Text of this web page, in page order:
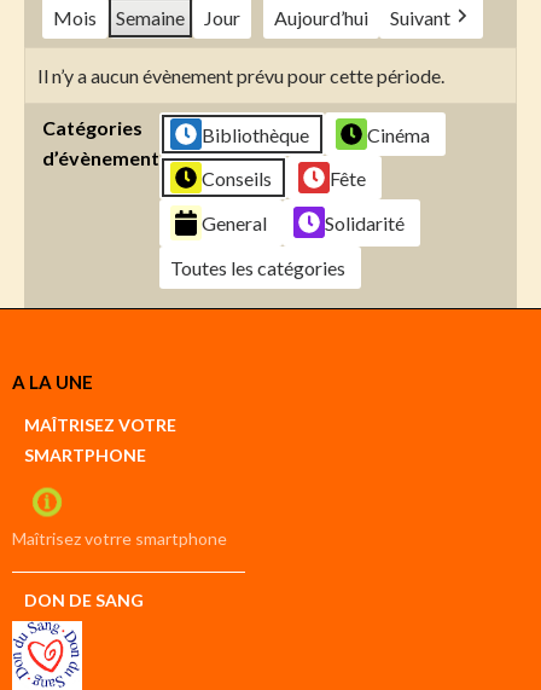
Mois
Semaine Jour Aujourd’hui Suivant
Il n’y a aucun évènement prévu pour cette période.
Catégories
d’évènement
Bibliothèque
Cinéma
Conseils
Fête
General
Solidarité
Toutes les catégories
Créer
compte
compte
A LA UNE
MAÎTRISEZ VOTRE
SMARTPHONE
Maîtrisez votrre smartphone
DON DE SANG